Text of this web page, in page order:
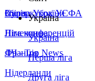
Збірна України
Італія
Німеччина
Франція
Нідерланди
Суперкубок УЄФА
Ліга конференцій
ЛЧ - Top News
Україна
Україна
Перша ліга
Друга ліга